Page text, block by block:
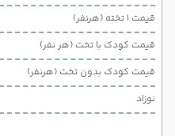
قیمت 1 تخته (هرنفر)
قیمت کودک با تخت (هر نفر)
قیمت کودک بدون تخت (هرنفر)
نوزاد